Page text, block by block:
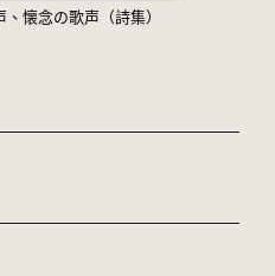
、懐念の歌声（詩集）